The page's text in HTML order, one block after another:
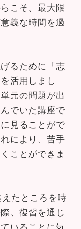
こそ、最大限
義な時間を過
るために「志
活用しまし
元の問題が出
でいた講座で
見ることがで
により、苦手
ことができま
たところを時
、復習を通じ
いることに気